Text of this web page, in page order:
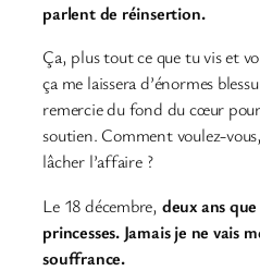
parlent de réinsertion.
Ça, plus tout ce que tu vis et
ça me laissera d’énormes
remercie du fond du cœur
soutien. Comment voulez-
lâcher l’affaire ?
Le 18 décembre, deux ans
princesses. Jamais je ne vais
souffrance.